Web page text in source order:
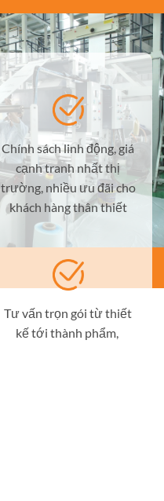
Chính sách linh động, giá
cạnh tranh nhất thị
trường, nhiều ưu đãi cho
khách hàng thân thiết
Tư vấn trọn gói từ thiết
kế tới thành phẩm,